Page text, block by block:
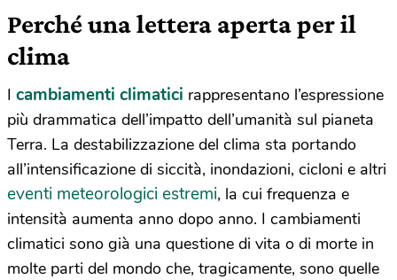
Perché una lettera aperta per il
clima
I cambiamenti climatici rappresentano l’espressione
più drammatica dell’impatto dell’umanità sul pianeta
Terra. La destabilizzazione del clima sta portando
all’intensificazione di siccità, inondazioni, cicloni e altri
eventi meteorologici estremi, la cui frequenza e
intensità aumenta anno dopo anno. I cambiamenti
climatici sono già una questione di vita o di morte in
molte parti del mondo che, tragicamente, sono quelle